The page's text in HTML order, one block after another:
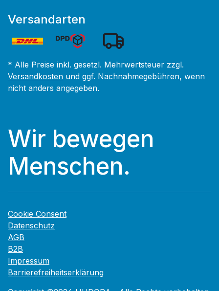
Versandarten
* Alle Preise inkl. gesetzl. Mehrwertsteuer zzgl.
Versandkosten und ggf. Nachnahmegebühren, wenn
nicht anders angegeben.
Wir bewegen
Menschen.
Cookie Consent
Datenschutz
AGB
B2B
Impressum
Barrierefreiheitserklärung